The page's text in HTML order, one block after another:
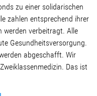
zu einer solidarischen
zahlen entsprechend ihrer
werden verbeitragt. Alle
Gesundheitsversorgung.
abgeschafft. Wir
Das ist